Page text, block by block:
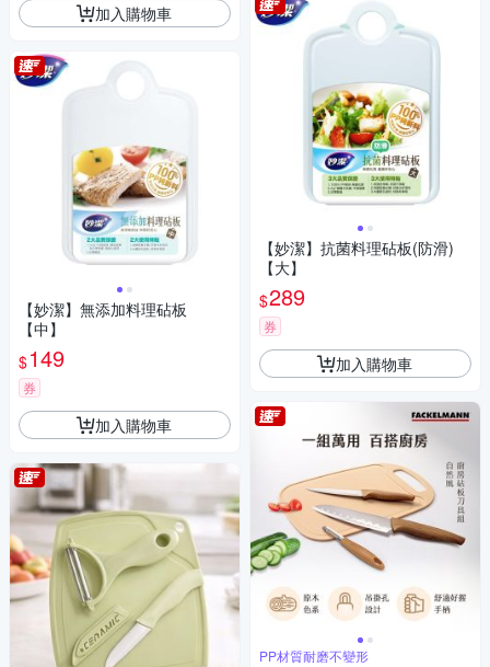
加入購物車
【妙潔】無添加料理砧板
【中】
$149
券
加入購物車
【妙潔】抗菌料理砧板(防滑)
【大】
$289
券
加入購物車
PP材質耐磨不變形